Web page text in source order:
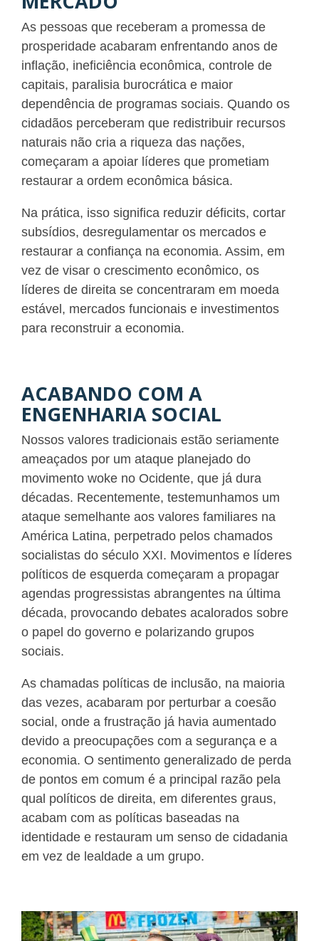
As pessoas que receberam a promessa de
prosperidade acabaram enfrentando anos de
inflação, ineficiência econômica, controle de
capitais, paralisia burocrática e maior
dependência de programas sociais. Quando os
cidadãos perceberam que redistribuir recursos
naturais não cria a riqueza das nações,
começaram a apoiar líderes que prometiam
restaurar a ordem econômica básica.
Na prática, isso significa reduzir déficits, cortar
subsídios, desregulamentar os mercados e
restaurar a confiança na economia. Assim, em
vez de visar o crescimento econômico, os
líderes de direita se concentraram em moeda
estável, mercados funcionais e investimentos
para reconstruir a economia.
ACABANDO COM A
ENGENHARIA SOCIAL
Nossos valores tradicionais estão seriamente
ameaçados por um ataque planejado do
movimento woke no Ocidente, que já dura
décadas. Recentemente, testemunhamos um
ataque semelhante aos valores familiares na
América Latina, perpetrado pelos chamados
socialistas do século XXI. Movimentos e líderes
políticos de esquerda começaram a propagar
agendas progressistas abrangentes na última
década, provocando debates acalorados sobre
o papel do governo e polarizando grupos
sociais.
As chamadas políticas de inclusão, na maioria
das vezes, acabaram por perturbar a coesão
social, onde a frustração já havia aumentado
devido a preocupações com a segurança e a
economia. O sentimento generalizado de perda
de pontos em comum é a principal razão pela
qual políticos de direita, em diferentes graus,
acabam com as políticas baseadas na
identidade e restauram um senso de cidadania
em vez de lealdade a um grupo.